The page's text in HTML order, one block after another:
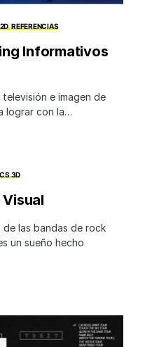
REFERENCIAS
Informativos
e imagen de
lograr con la…
3D
de las bandas de rock
un sueño hecho